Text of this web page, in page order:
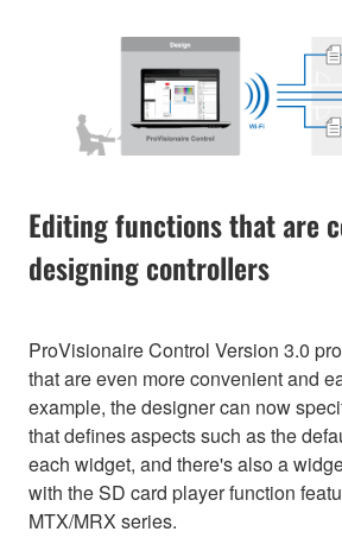
Editing functions that are
designing controllers
ProVisionaire Control Version 3.0
that are even more convenient and
example, the designer can now
that defines aspects such as the
each widget, and there's also a
with the SD card player function
MTX/MRX series.